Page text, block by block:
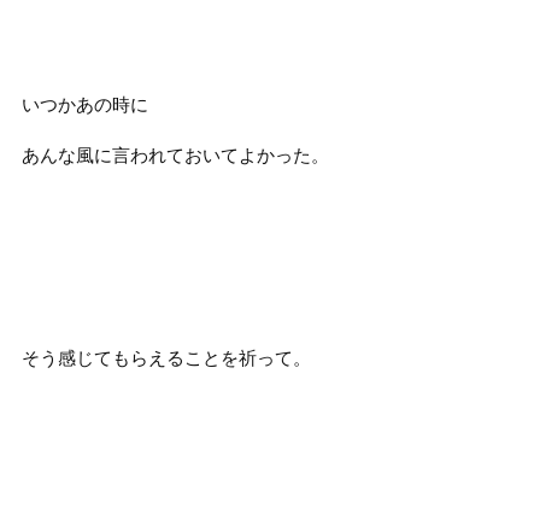
いつかあの時に
あんな風に言われておいてよかった。
そう感じてもらえることを祈って。